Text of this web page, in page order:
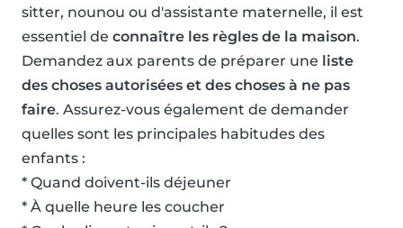
sitter, nounou ou d'assistante maternelle, il est
essentiel de connaître les règles de la maison.
Demandez aux parents de préparer une liste
des choses autorisées et des choses à ne pas
faire. Assurez-vous également de demander
quelles sont les principales habitudes des
enfants :
* Quand doivent-ils déjeuner
* À quelle heure les coucher